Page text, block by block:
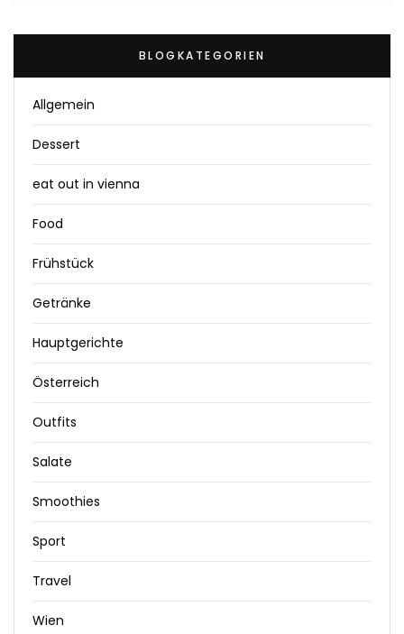
BLOGKATEGORIEN
Allgemein
Dessert
eat out in vienna
Food
Frühstück
Getränke
Hauptgerichte
Österreich
Outfits
Salate
Smoothies
Sport
Travel
Wien